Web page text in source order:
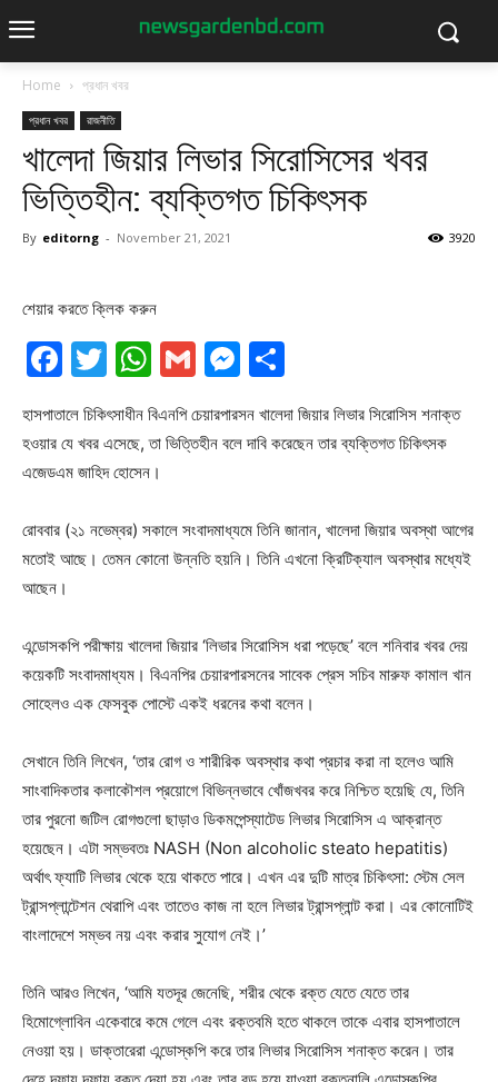
Home প্রধান খবর
প্রধান খবর রাজনীতি
খালেদা জিয়ার লিভার সিরোসিসের খবর
ভিত্তিহীন: ব্যক্তিগত চিকিৎসক
By editorng - November 21, 2021 3920
শেয়ার করতে ক্লিক করুন
Facebook
Twitter
WhatsApp
GmailMessenger
হাসপাতালে চিকিৎসাধীন বিএনপি চেয়ারপারসন খালেদা জিয়ার লিভার সিরোসিস শনাক্ত
হওয়ার যে খবর এসেছে, তা ভিত্তিহীন বলে দাবি করেছেন তার ব্যক্তিগত চিকিৎসক
এজেডএম জাহিদ হোসেন।
রোববার (২১ নভেম্বর) সকালে সংবাদমাধ্যমে তিনি জানান, খালেদা জিয়ার অবস্থা আগের
মতোই আছে। তেমন কোনো উন্নতি হয়নি। তিনি এখনো ক্রিটিক্যাল অবস্থার মধ্যেই
আছেন।
এন্ডোসকপি পরীক্ষায় খালেদা জিয়ার ‘লিভার সিরোসিস ধরা পড়েছে’ বলে শনিবার খবর দেয়
কয়েকটি সংবাদমাধ্যম। বিএনপির চেয়ারপারসনের সাবেক প্রেস সচিব মারুফ কামাল খান
সোহেলও এক ফেসবুক পোস্টে একই ধরনের কথা বলেন।
সেখানে তিনি লিখেন, ‘তার রোগ ও শারীরিক অবস্থার কথা প্রচার করা না হলেও আমি
সাংবাদিকতার কলাকৌশল প্রয়োগে বিভিন্নভাবে খোঁজখবর করে নিশ্চিত হয়েছি যে, তিনি
তার পুরনো জটিল রোগগুলো ছাড়াও ডিকমপেন্স্যাটেড লিভার সিরোসিস এ আক্রান্ত
হয়েছেন। এটা সম্ভবতঃ NASH (Non alcoholic steato hepatitis)
অর্থাৎ ফ্যাটি লিভার থেকে হয়ে থাকতে পারে। এখন এর দুটি মাত্র চিকিৎসা: স্টেম সেল
ট্রান্সপ্লান্টেশন থেরাপি এবং তাতেও কাজ না হলে লিভার ট্রান্সপ্লান্ট করা। এর কোনোটিই
বাংলাদেশে সম্ভব নয় এবং করার সুযোগ নেই।’
তিনি আরও লিখেন, ‘আমি যতদূর জেনেছি, শরীর থেকে রক্ত যেতে যেতে তার
হিমোগ্লোবিন একেবারে কমে গেলে এবং রক্তবমি হতে থাকলে তাকে এবার হাসপাতালে
নেওয়া হয়। ডাক্তারেরা এন্ডোস্কপি করে তার লিভার সিরোসিস শনাক্ত করেন। তার